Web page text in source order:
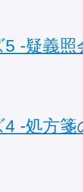
‐疑義照
‐処方